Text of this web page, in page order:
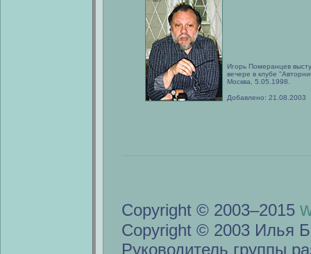
Игорь Померанцев
вечере в клубе
Москва, 5.05.1998.
Добавлено: 21.08.2003
Copyright © 2003–2015
Copyright © 2003 Илья
Руководитель группы